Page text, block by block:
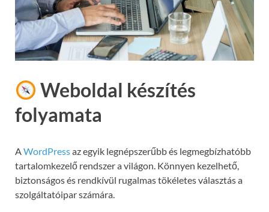
Weboldal készítés
folyamata
AWordPressaz egyik legnépszerűbb és legmegbízhatóbb
tartalomkezelő rendszer a világon. Könnyen kezelhető,
biztonságos és rendkívül rugalmas tökéletes választás a
szolgáltatóipar számára.